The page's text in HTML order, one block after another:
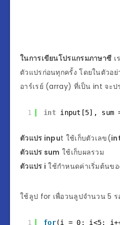
ในการเขียนโปรแกรมภาษาซี
ตัวแปรก่อนทุกครั้ง โดยในตัวอ
อาร์เรย์ (array) ที่เป็น int จะ
1 int input[5],
ตัวแปร input ใช้เก็บตัวเลข(
ตัวแปร sum ใช้เก็บผลรวม
ตัวแปร i ใช้กำหนดค่าเริ่มต้นข
ใช้ลูป for เพื่อวนลูปจำนวน 5 ร
1 for(i = 0; i<5;